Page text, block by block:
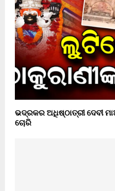
ଭଦ୍ରକର ଅଧିଷ୍ଠାତ୍ରୀ ଦେବୀ
ଚୋରି